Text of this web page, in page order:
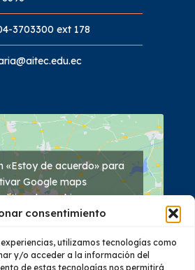
consentimiento
utilizamos tecnologías como
y/o acceder a la información del
de estas tecnologías nos permitirá
3703300 ext 178
«Estoy de acuerdo» para
Google maps
de cookies